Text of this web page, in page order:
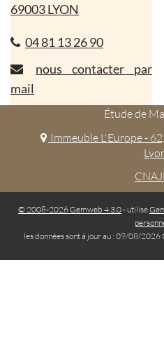
69003 LYON
04 81 13 26 90
nous contacter par
mail
Étude de
Immeuble L'Europe -
© 2008-2026 Gemweb 4.3.0- utilise
les données sont à jour au : 09/08/